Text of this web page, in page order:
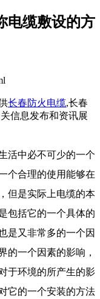
电缆敷设的方
长春防火电缆,长春
信息发布和资讯展
活中必不可少的一个
个合理的使用能够在
但是实际上电缆的本
包括它的一个具体的
是又非常多的一个因
的一个因素的影响，
于环境的所产生的影
它的一个安装的方法